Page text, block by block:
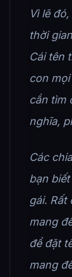
Vì lẽ
thời
Cái tên
con
cần tìm
nghĩa,
Các
bạn
gái.
mang
để đặt
mang